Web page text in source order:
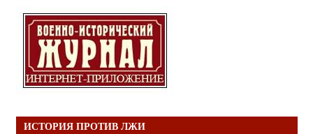
ИСТОРИЯ ПРОТИВ ЛЖИ